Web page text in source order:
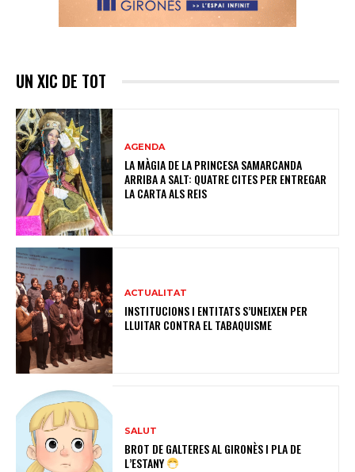
UN XIC DE TOT
AGENDA
LA MÀGIA DE LA PRINCESA SAMARCANDA
ARRIBA A SALT: QUATRE CITES PER ENTREGAR
LA CARTA ALS REIS
ACTUALITAT
INSTITUCIONS I ENTITATS S’UNEIXEN PER
LLUITAR CONTRA EL TABAQUISME
SALUT
BROT DE GALTERES AL GIRONÈS I PLA DE
L’ESTANY